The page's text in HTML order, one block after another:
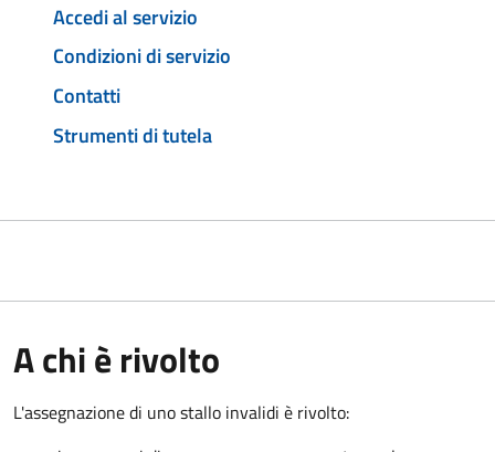
Accedi al servizio
Condizioni di servizio
Contatti
Strumenti di tutela
A chi è rivolto
L'assegnazione di uno stallo invalidi è rivolto: